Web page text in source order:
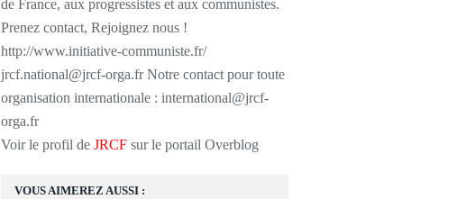
de France, aux progressistes et aux communistes.
Prenez contact, Rejoignez nous !
http://www.initiative-communiste.fr/
jrcf.national@jrcf-orga.fr Notre contact pour toute
organisation internationale : international@jrcf-
orga.fr
Voir le profil de JRCF sur le portail Overblog
VOUS AIMEREZ AUSSI :